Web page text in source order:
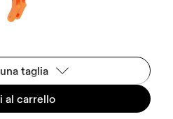
taglia
al carrello